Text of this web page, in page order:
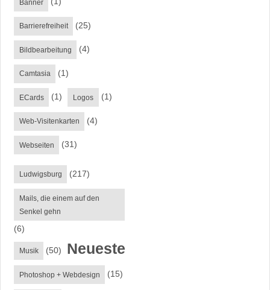
Banner
Barrierefreiheit (25)
Bildbearbeitung (4)
Camtasia (1)
ECards (1) Logos (1)
Web-Visitenkarten (4)
Webseiten (31)
Ludwigsburg (217)
Mails, die einem auf den
Senkel gehn
(6)
Musik (50)
Photoshop + Webdesign (15)
Neueste